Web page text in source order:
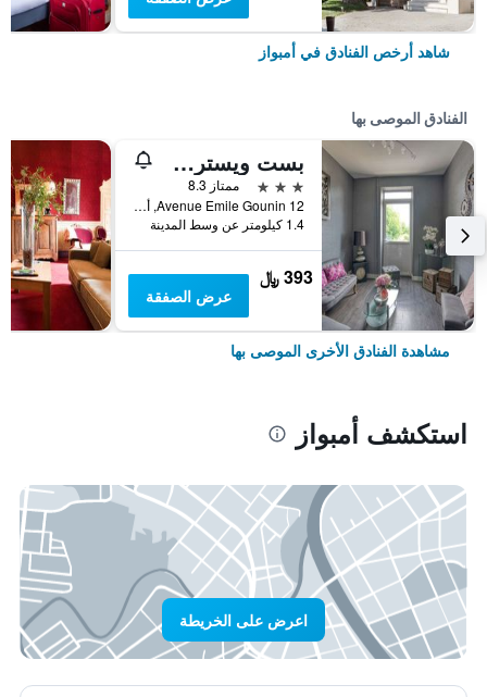
شاهد أرخص الفنادق في أمبواز
الفنادق الموصى بها
بست ويسترن لو فينشي لوار فالي
3 نجوم
ممتاز 8.3
12 Avenue Emile Gounin, أمبواز, إقليم أندر ولوار, فرنسا
1.4 كيلومتر عن وسط المدينة
393 ﷼
عرض الصفقة
مشاهدة الفنادق الأخرى الموصى بها
استكشف أمبواز
اعرض على الخريطة